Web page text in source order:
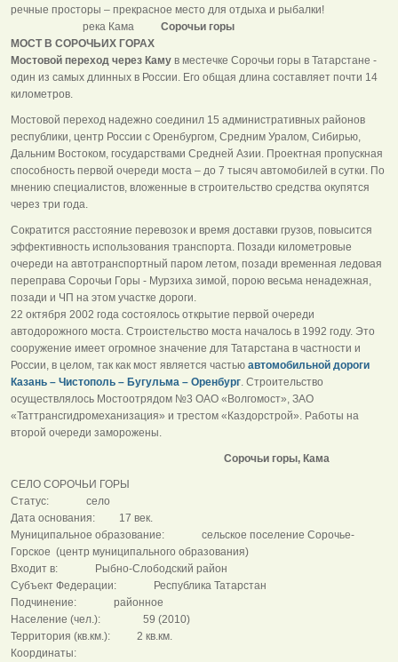
речные просторы – прекрасное место для отдыха и рыбалки!
река Кама
Сорочьи горы
МОСТ В СОРОЧЬИХ ГОРАХ
Мостовой переход через Каму в местечке Сорочьи горы в Татарстане -
один из самых длинных в России. Его общая длина составляет почти 14
километров.
Мостовой переход надежно соединил 15 административных районов
республики, центр России с Оренбургом, Средним Уралом, Сибирью,
Дальним Востоком, государствами Средней Азии. Проектная пропускная
способность первой очереди моста – до 7 тысяч автомобилей в сутки. По
мнению специалистов, вложенные в строительство средства окупятся
через три года.
Сократится расстояние перевозок и время доставки грузов, повысится
эффективность использования транспорта. Позади километровые
очереди на автотранспортный паром летом, позади временная ледовая
переправа Сорочьи Горы - Мурзиха зимой, порою весьма ненадежная,
позади и ЧП на этом участке дороги.
22 октября 2002 года состоялось открытие первой очереди
автодорожного моста. Строистельство моста началось в 1992 году. Это
сооружение имеет огромное значение для Татарстана в частности и
России, в целом, так как мост является частью автомобильной дороги
Казань – Чистополь – Бугульма – Оренбург. Строительство
осуществлялось Мостоотрядом №3 ОАО «Волгомост», ЗАО
«Таттрансгидромеханизация» и трестом «Каздорстрой». Работы на
второй очереди заморожены.
Сорочьи горы, Кама
СЕЛО СОРОЧЬИ ГОРЫ
Статус: село
Дата основания: 17 век.
Муниципальное образование: сельское поселение Сорочье-
Горское (центр муниципального образования)
Входит в: Рыбно-Слободский район
Субъект Федерации: Республика Татарстан
Подчинение: районное
Население (чел.): 59 (2010)
Территория (кв.км.): 2 кв.км.
Координаты: